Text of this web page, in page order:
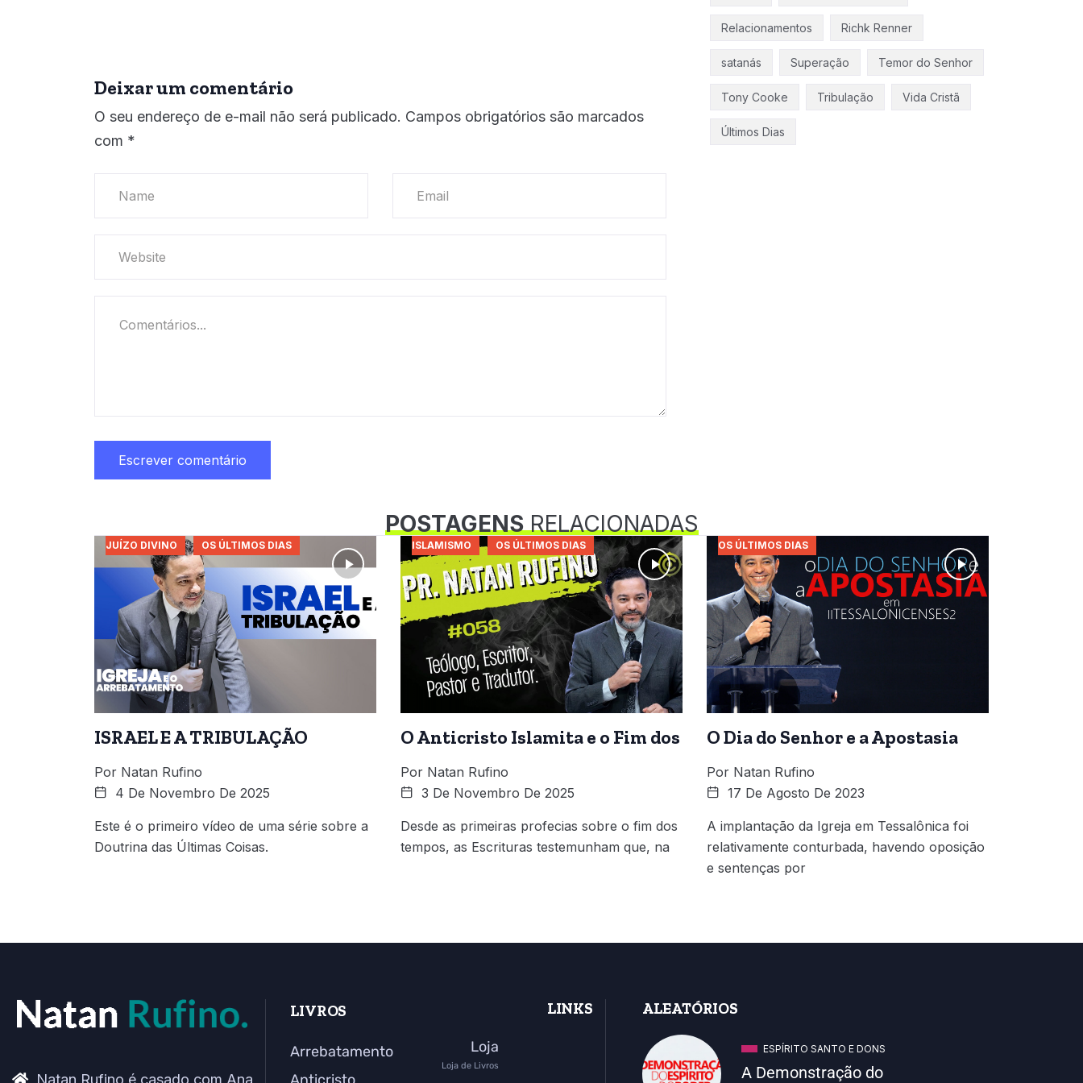
Deixar um comentário
O seu endereço de e-mail não será publicado. Campos obrigatórios são marcados
com *
Relacionamentos Richk Renner
satanás Superação Temor do Senhor
Tony Cooke Tribulação Vida Cristã
Últimos Dias
POSTAGENSRELACIONADAS
JUÍZO DIVINO OS ÚLTIMOS DIAS
ISRAEL E A TRIBULAÇÃO
Por Natan Rufino
4 De Novembro De 2025
Este é o primeiro vídeo de uma série sobre a
Doutrina das Últimas Coisas.
ISLAMISMO OS ÚLTIMOS DIAS
O Anticristo Islamita e o Fim dos
Por Natan Rufino
3 De Novembro De 2025
Desde as primeiras profecias sobre o fim dos
tempos, as Escrituras testemunham que, na
OS ÚLTIMOS DIAS
O Dia do Senhor e a Apostasia
Por Natan Rufino
17 De Agosto De 2023
A implantação da Igreja em Tessalônica foi
relativamente conturbada, havendo oposição
e sentenças por
Natan Rufino é casado com Ana
LIVROS
Arrebatamento
LINKS
Loja
Loja de Livros
ALEATÓRIOS
ESPÍRITO SANTO E DONS
A Demonstração do